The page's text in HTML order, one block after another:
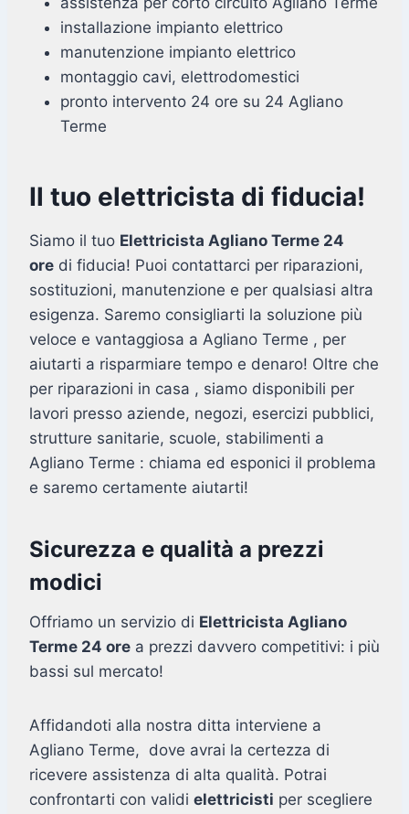
installazione impianto elettrico
manutenzione impianto elettrico
montaggio cavi, elettrodomestici
pronto intervento 24 ore su 24 Agliano
Terme
Il tuo elettricista di fiducia!
Siamo il tuo Elettricista Agliano Terme 24
ore di fiducia! Puoi contattarci per riparazioni,
sostituzioni, manutenzione e per qualsiasi altra
esigenza. Saremo consigliarti la soluzione più
veloce e vantaggiosa a Agliano Terme , per
aiutarti a risparmiare tempo e denaro! Oltre che
per riparazioni in casa , siamo disponibili per
lavori presso aziende, negozi, esercizi pubblici,
strutture sanitarie, scuole, stabilimenti a
Agliano Terme : chiama ed esponici il problema
e saremo certamente aiutarti!
Sicurezza e qualità a prezzi
modici
Offriamo un servizio di Elettricista Agliano
Terme 24 ore a prezzi davvero competitivi: i più
bassi sul mercato!
Affidandoti alla nostra ditta interviene a
Agliano Terme, dove avrai la certezza di
ricevere assistenza di alta qualità. Potrai
confrontarti con validi elettricisti per scegliere